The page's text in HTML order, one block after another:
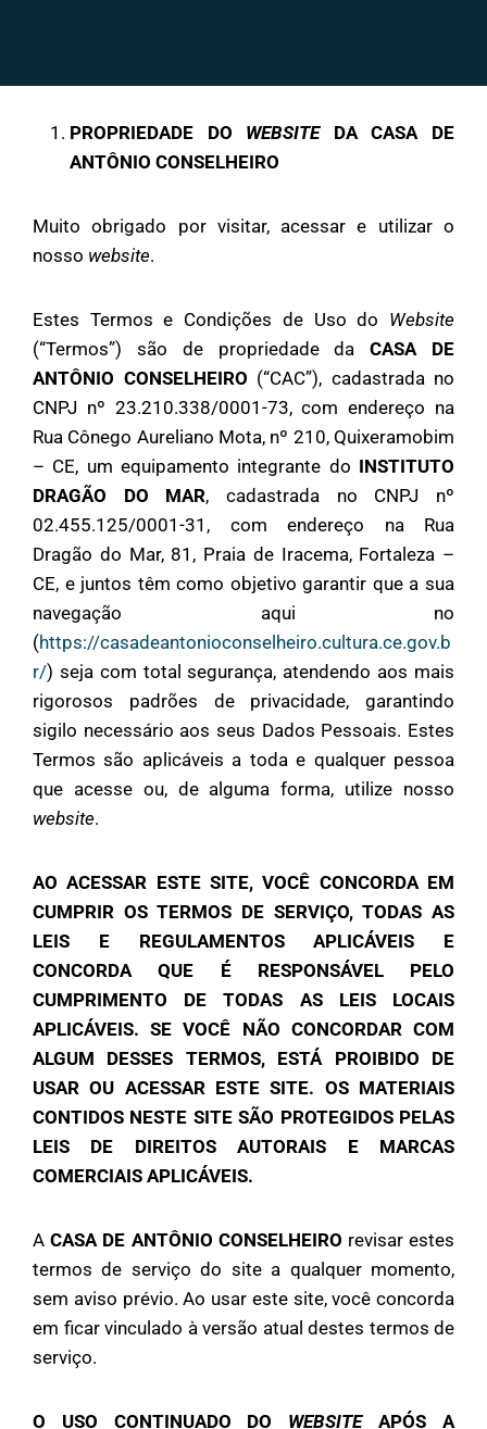
PROPRIEDADE DO WEBSITEDA CASA DE
ANTÔNIO CONSELHEIRO
Muito obrigado por visitar, acessar e utilizar o
nosso website.
Estes Termos e Condições de Uso do Website
(“Termos”) são de propriedade daCASA DE
ANTÔNIO CONSELHEIRO (“CAC”), cadastrada no
CNPJ nº 23.210.338/0001-73, com endereço na
Rua Cônego Aureliano Mota, nº 210, Quixeramobim
– CE, um equipamento integrante do INSTITUTO
DRAGÃO DO MAR, cadastrada no CNPJ nº
02.455.125/0001-31, com endereço na Rua
Dragão do Mar, 81, Praia de Iracema, Fortaleza –
CE, e juntos têm como objetivo garantir que a sua
navegação aqui no
(https://casadeantonioconselheiro.cultura.ce.gov.b
r/) seja com total segurança, atendendo aos mais
rigorosos padrões de privacidade, garantindo
sigilo necessário aos seus Dados Pessoais. Estes
Termos são aplicáveis a toda e qualquer pessoa
que acesse ou, de alguma forma, utilize nosso
website.
AO ACESSAR ESTE SITE, VOCÊ CONCORDA EM
CUMPRIR OS TERMOS DE SERVIÇO, TODAS AS
LEIS E REGULAMENTOS APLICÁVEIS ​​E
CONCORDA QUE É RESPONSÁVEL PELO
CUMPRIMENTO DE TODAS AS LEIS LOCAIS
APLICÁVEIS. SE VOCÊ NÃO CONCORDAR COM
ALGUM DESSES TERMOS, ESTÁ PROIBIDO DE
USAR OU ACESSAR ESTE SITE. OS MATERIAIS
CONTIDOS NESTE SITE SÃO PROTEGIDOS PELAS
LEIS DE DIREITOS AUTORAIS E MARCAS
COMERCIAIS APLICÁVEIS.
ACASA DE ANTÔNIO CONSELHEIRO revisar estes
termos de serviço do site a qualquer momento,
sem aviso prévio. Ao usar este site, você concorda
em ficar vinculado à versão atual destes termos de
serviço.
O USO CONTINUADO DO WEBSITEAPÓS A